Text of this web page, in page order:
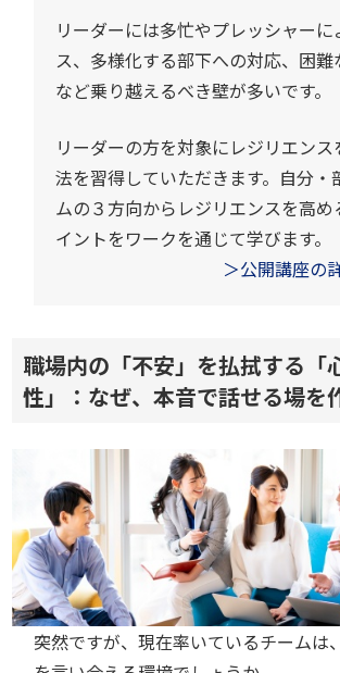
リーダーには多忙やプレッシャーに
ス、多様化する部下への対応、困
など乗り越えるべき壁が多いです。
リーダーの方を対象にレジリエンス
法を習得していただきます。自分・
ムの３方向からレジリエンスを高め
イントをワークを通じて学びます。
＞公開講座の
職場内の「不安」を払拭する「
性」：なぜ、本音で話せる場を
突然ですが、現在率いているチームは